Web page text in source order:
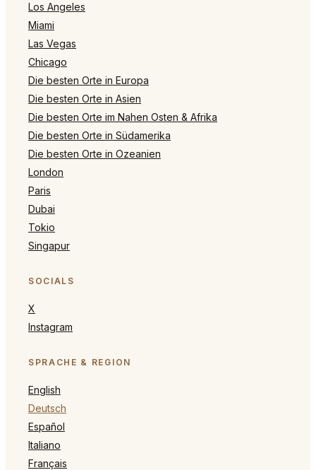
Los Angeles
Miami
Las Vegas
Chicago
Die besten Orte in Europa
Die besten Orte in Asien
Die besten Orte im Nahen Osten & Afrika
Die besten Orte in Südamerika
Die besten Orte in Ozeanien
London
Paris
Dubai
Tokio
Singapur
SOCIALS
X
Instagram
SPRACHE & REGION
English
Deutsch
Español
Italiano
Français